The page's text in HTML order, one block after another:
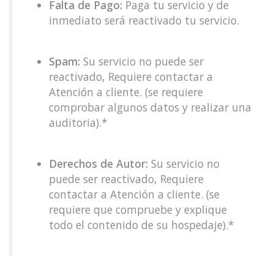
Falta de Pago: Paga tu servicio y de
inmediato será reactivado tu servicio.
Spam: Su servicio no puede ser
reactivado, Requiere contactar a
Atención a cliente. (se requiere
comprobar algunos datos y realizar una
auditoria).*
Derechos de Autor: Su servicio no
puede ser reactivado, Requiere
contactar a Atención a cliente. (se
requiere que compruebe y explique
todo el contenido de su hospedaje).*